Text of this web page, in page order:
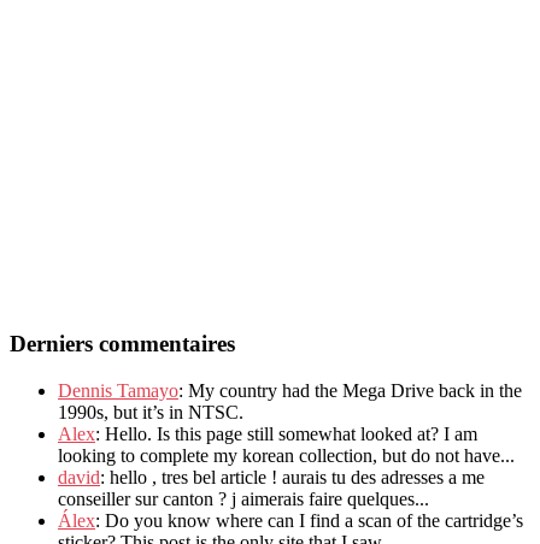
Derniers commentaires
Dennis Tamayo: My country had the Mega Drive back in the
1990s, but it’s in NTSC.
Alex: Hello. Is this page still somewhat looked at? I am
looking to complete my korean collection, but do not have...
david: hello , tres bel article ! aurais tu des adresses a me
conseiller sur canton ? j aimerais faire quelques...
Álex: Do you know where can I find a scan of the cartridge’s